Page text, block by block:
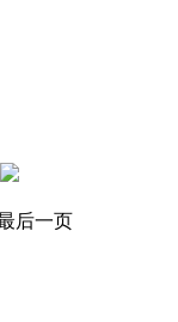
后一页